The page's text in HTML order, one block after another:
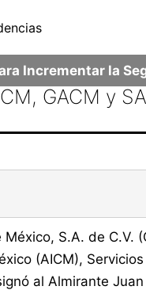
Incrementar la
GACM y
S.A. de C.V.
(AICM),
al Almirante